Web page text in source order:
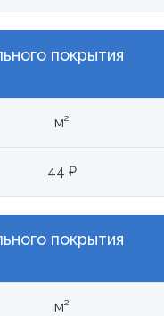
покрытия
м²
44 ₽
покрытия
м²